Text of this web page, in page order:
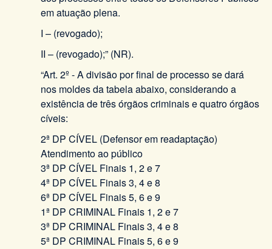
em atuação plena.
I – (revogado);
II – (revogado);” (NR).
“Art. 2º - A divisão por final de processo se dará
nos moldes da tabela abaixo, considerando a
existência de três órgãos criminais e quatro órgãos
cíveis:
2ª DP CÍVEL (Defensor em readaptação)
Atendimento ao público
3ª DP CÍVEL Finais 1, 2 e 7
4ª DP CÍVEL Finais 3, 4 e 8
6ª DP CÍVEL Finais 5, 6 e 9
1ª DP CRIMINAL Finais 1, 2 e 7
3ª DP CRIMINAL Finais 3, 4 e 8
5ª DP CRIMINAL Finais 5, 6 e 9